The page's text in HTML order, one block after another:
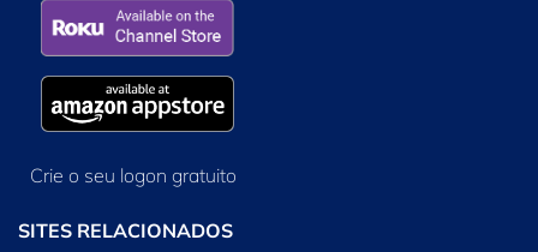
Crie o seu logon gratuito
SITES RELACIONADOS